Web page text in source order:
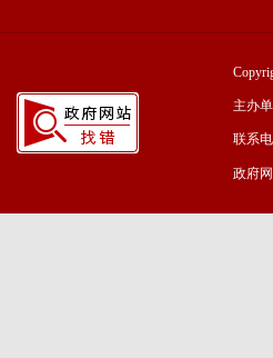
主办
联系
政府